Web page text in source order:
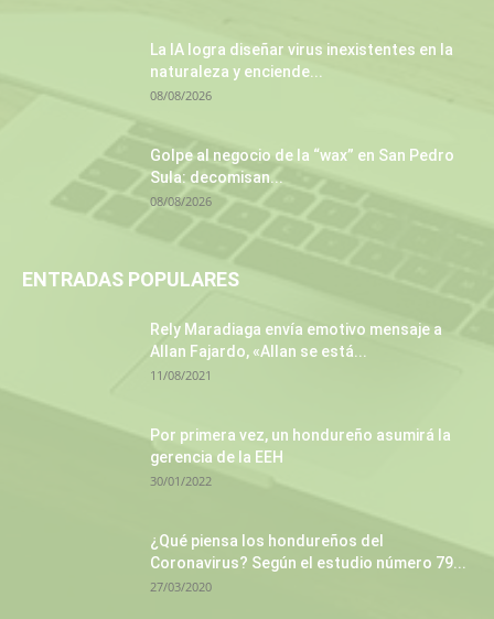
La IA logra diseñar virus inexistentes en la
naturaleza y enciende...
08/08/2026
Golpe al negocio de la “wax” en San Pedro
Sula: decomisan...
08/08/2026
ENTRADAS POPULARES
Rely Maradiaga envía emotivo mensaje a
Allan Fajardo, «Allan se está...
11/08/2021
Por primera vez, un hondureño asumirá la
gerencia de la EEH
30/01/2022
¿Qué piensa los hondureños del
Coronavirus? Según el estudio número 79...
27/03/2020